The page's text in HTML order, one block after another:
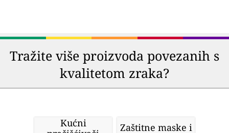
Tražite više proizvoda povezanih s
kvalitetom zraka?
Kućni
Zaštitne maske i